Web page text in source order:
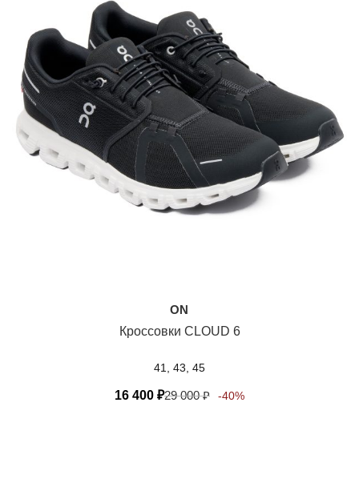
ON
Кроссовки CLOUD 6
41, 43, 45
16 400 ₽29 000₽ -40%